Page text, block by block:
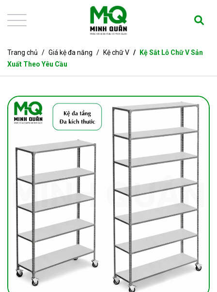
Trang chủ Giá kệ đa năng Kệ chữ V
Kệ Sắt Lỗ Chữ V Sản
Xuất Theo Yêu Cầu